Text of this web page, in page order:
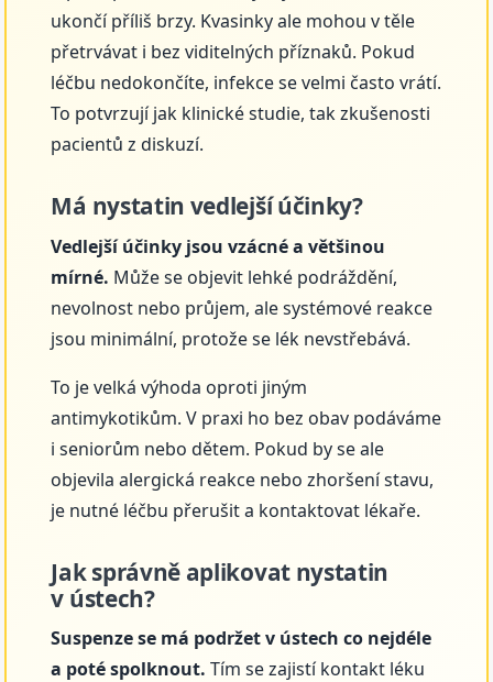
ukončí příliš brzy. Kvasinky ale mohou v těle
přetrvávat i bez viditelných příznaků. Pokud
léčbu nedokončíte, infekce se velmi často vrátí.
To potvrzují jak klinické studie, tak zkušenosti
pacientů z diskuzí.
Má nystatin vedlejší účinky?
Vedlejší účinky jsou vzácné a většinou
mírné. Může se objevit lehké podráždění,
nevolnost nebo průjem, ale systémové reakce
jsou minimální, protože se lék nevstřebává.
To je velká výhoda oproti jiným
antimykotikům. V praxi ho bez obav podáváme
i seniorům nebo dětem. Pokud by se ale
objevila alergická reakce nebo zhoršení stavu,
je nutné léčbu přerušit a kontaktovat lékaře.
Jak správně aplikovat nystatin
v ústech?
Suspenze se má podržet v ústech co nejdéle
a poté spolknout. Tím se zajistí kontakt léku